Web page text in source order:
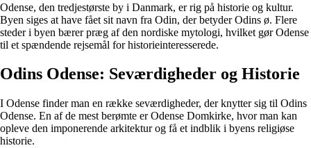
Odense, den tredjestørste by i Danmark, er rig på historie og kultur.
Byen siges at have fået sit navn fra Odin, der betyder Odins ø. Flere
steder i byen bærer præg af den nordiske mytologi, hvilket gør Odense
til et spændende rejsemål for historieinteresserede.
Odins Odense: Seværdigheder og Historie
I Odense finder man en række seværdigheder, der knytter sig til Odins
Odense. En af de mest berømte er Odense Domkirke, hvor man kan
opleve den imponerende arkitektur og få et indblik i byens religiøse
historie.